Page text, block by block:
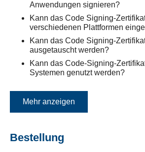
Anwendungen signieren?
Kann das Code Signing-
verschiedenen Plattformen
Kann das Code Signing-
ausgetauscht werden?
Kann das Code-Signing-
Systemen genutzt werden?
Mehr anzeigen
Bestellung